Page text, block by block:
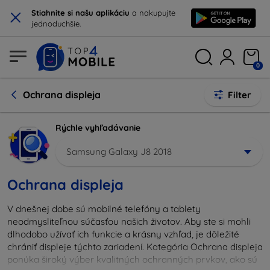
× Stiahnite si našu aplikáciu a nakupujte
jednoduchšie.
0
Ochrana displeja Filter
Rýchle vyhľadávanie
Samsung Galaxy J8 2018
Ochrana displeja
V dnešnej dobe sú mobilné telefóny a tablety
neodmysliteľnou súčasťou našich životov. Aby ste si mohli
dlhodobo užívať ich funkcie a krásny vzhľad, je dôležité
chrániť displeje týchto zariadení. Kategória Ochrana displeja
ponúka široký výber kvalitných ochranných prvkov, ako sú